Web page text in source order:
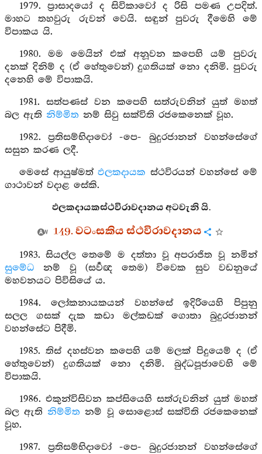
1979. ප්‍රාසාදයෝ ද සිවිකාවෝ ද රිසි පමණ උපදිත්.
මාහට තහවුරු රුවන් වෙයි. සඳුන් පුවරු දීමෙහි මේ
විපාකය යි.
1980. මම මෙයින් එක් අනූවන කපෙහි යම් පුවරු
දනක් දිනිම් ද (ඒ හේතුවෙන්) දුගතියක් නො දනිමි. පුවරු
දනෙහි මේ විපාකයි.
1981. සත්පණස් වන කපෙහි සත්රුවනින් යුත් මහත්
බල ඇති නිම්මිත නම් සිවු සක්විති රජකෙනෙක් වූහ.
1982. ප්‍රතිසම්භිදාවෝ -පෙ- බුදුරජානන් වහන්සේගේ
සසුන කරණ ලදී.
මෙසේ ආයුෂ්මත්ඵලකදායක ස්ථවිරයන් වහන්සේ මේ
ගාථාවන් වදාළ සේකි.
ඵලකදායකස්ථවිරාවදානය අටවැනි යි.
149. වටංසකිය ස්ථවිරාවදානය
1983. සියල්ල තෙමේ ම දත්තා වූ අපරාජිත වූ නමින්
සුමේධ නම් වූ (සර්‍වඥ තෙම) විවෙක සුව වඩනුයේ
මහවනයට පිවිසියේ ය.
1984. ලෝකනායකයන් වහන්සේ ඉදිරියෙහි පිපුනු
සලල ගසක් දැක කඩා මල්කඩක් ගොතා බුදුරජානන්
වහන්සේට පිදීමි.
1985. තිස් දහස්වන කපෙහි යම් මලක් පිදුයෙම් ද (ඒ
හේතුවෙන්) දුගතියක් නො දනිමි. බුද්ධපූජාවෙහි මේ
විපාකයි.
1986. එකුන්විසිවන කප්සියෙහි සත්රුවනින් යුත් මහත්
බල ඇතිනිම්මිත නම් වූ සොළොස් සක්විති රජකෙනෙක්
වූහ.
1987. ප්‍රතිසම්භිදාවෝ -පෙ- බුදුරජානන් වහන්සේගේ